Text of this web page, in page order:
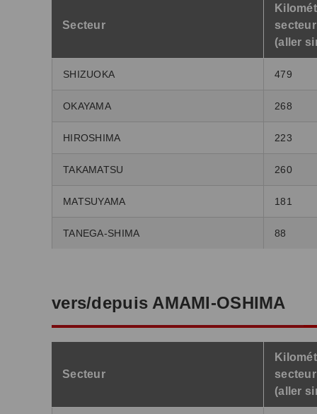
Secteur
secteur
(aller
SHIZUOKA 479
OKAYAMA 268
HIROSHIMA 223
TAKAMATSU 260
MATSUYAMA 181
TANEGA-SHIMA 88
vers/depuis AMAMI-OSHIMA
Secteur
secteur
(aller